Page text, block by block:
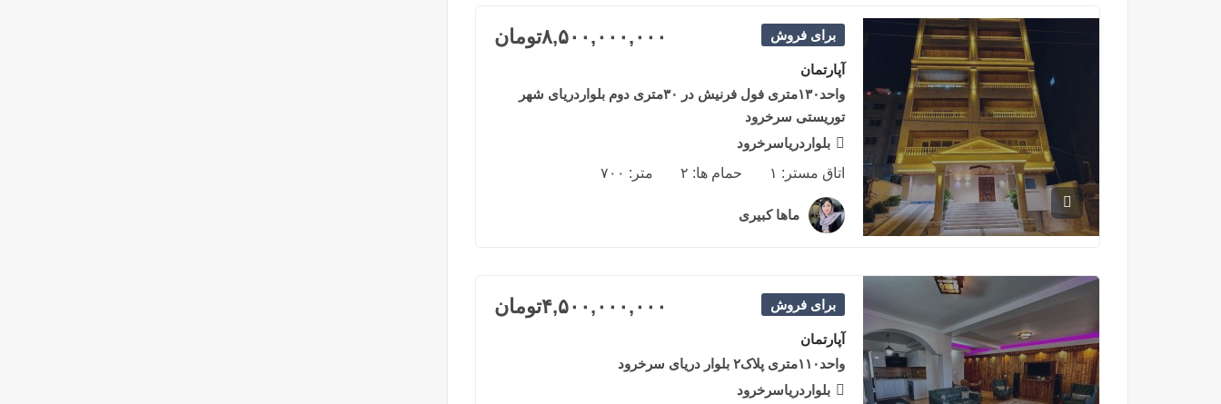
برای فروش ۸,۵۰۰,۰۰۰,۰۰۰تومان
آپارتمان
واحد۱۳۰متری فول فرنیش در ۳۰متری دوم بلواردریای شهر
توریستی سرخرود
بلواردریاسرخرود
اتاق مستر: ۱ حمام ها: ۲ متر: ۷۰۰
ماها کبیری
برای فروش ۴,۵۰۰,۰۰۰,۰۰۰تومان
آپارتمان
واحد۱۱۰متری پلاک۲ بلوار دریای سرخرود
بلواردریاسرخرود